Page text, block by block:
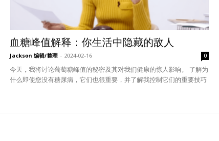
血糖峰值解释：你生活中隐藏的敌人
Jackson 编辑/整理 - 2024-02-16 0
今天，我将讨论葡萄糖峰值的秘密及其对我们健康的惊人影响。 了解为
什么即使您没有糖尿病，它们也很重要，并了解我控制它们的重要技巧